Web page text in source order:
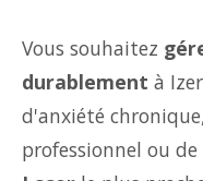
Vous souhaitez
durablement à
d'anxiété
professionnel ou